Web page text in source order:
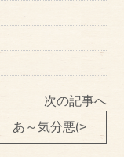
次の記事へ
あ～気分悪(>_